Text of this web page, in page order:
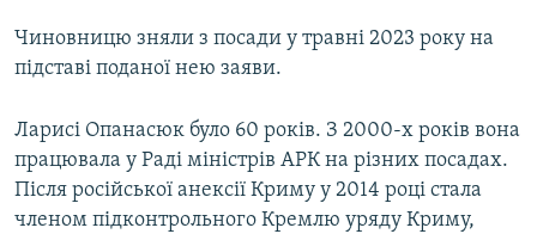
Чиновницю зняли з посади у травні 2023 року на
підставі поданої нею заяви.
Ларисі Опанасюк було 60 років. З 2000-х років вона
працювала у Раді міністрів АРК на різних посадах.
Після російської анексії Криму у 2014 році стала
членом підконтрольного Кремлю уряду Криму,